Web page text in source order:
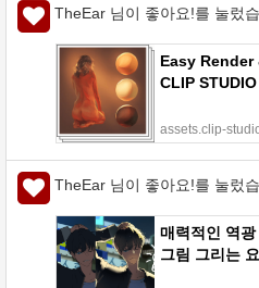
TheEar 님이 좋아요!를 눌렀
Easy Render
CLIP
assets.clip-
TheEar 님이 좋아요!를 눌렀
매력적인 역
그림 그리는